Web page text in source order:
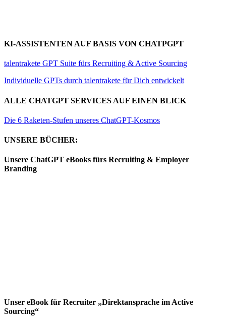
KI-ASSISTENTEN AUF BASIS VON CHATPGPT
talentrakete GPT Suite fürs Recruiting & Active Sourcing
Individuelle GPTs durch talentrakete für Dich entwickelt
ALLE CHATGPT SERVICES AUF EINEN BLICK
Die 6 Raketen-Stufen unseres ChatGPT-Kosmos
UNSERE BÜCHER:
Unsere ChatGPT eBooks fürs Recruiting & Employer
Branding
Unser eBook für Recruiter „Direktansprache im Active
Sourcing“